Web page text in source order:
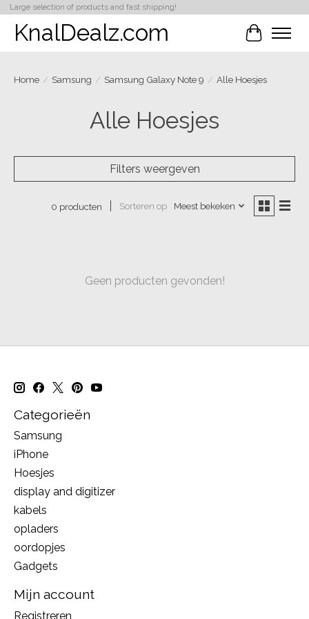
Large selection of products and fast shipping!
KnalDealz.com
Home / Samsung / Samsung Galaxy Note 9 / Alle Hoesjes
Alle Hoesjes
Filters weergeven
0 producten Sorteren op Meest bekeken
Geen producten gevonden!
Categorieën
Samsung
iPhone
Hoesjes
display and digitizer
kabels
opladers
oordopjes
Gadgets
Mijn account
Registreren